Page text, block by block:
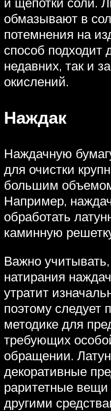
обмазывают в
потемнения на
способ подходит
недавних, так и
окислений.
Наждак
Наждачную
для очистки
большим
Например,
обработать
каминную
Важно
натирания
утратит
поэтому следует
методике для
требующих
обращении.
декоративные
раритетные
другими